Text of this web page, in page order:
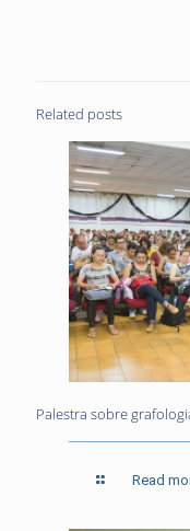
Related posts
Palestra sobre
Read